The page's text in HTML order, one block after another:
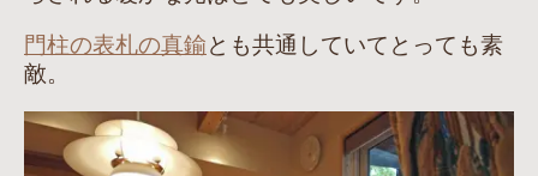
門柱の表札の真鍮とも共通していてとっても素
敵。